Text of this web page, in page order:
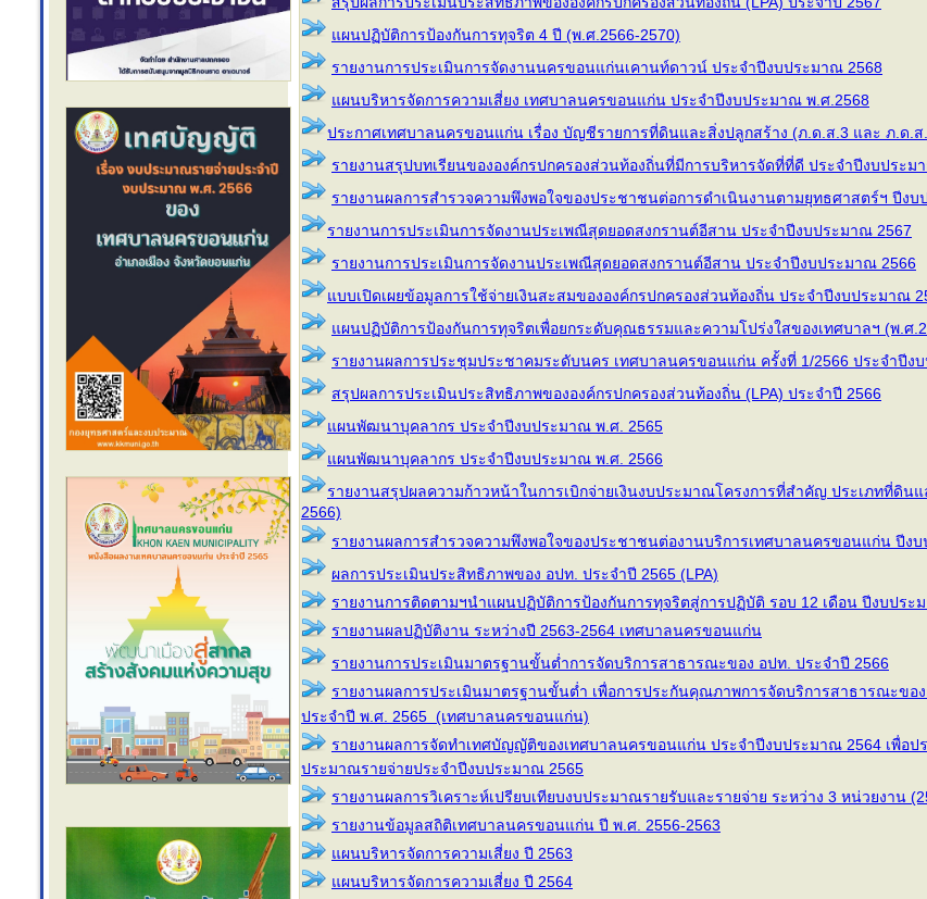
แผนปฏิบัติการป้องกันการทุจริต 4 ปี (พ.ศ.2566-2570)
รายงานการประเมินการจัดงานนครขอนแก่นเคานท์ดาวน์ ประจำปีงบประมาณ 2568
แผนบริหารจัดการความเสี่ยง เทศบาลนครขอนแก่น ประจําปีงบประมาณ พ.ศ.2568
ประกาศเทศบาลนครขอนแก่น เรื่อง บัญชีรายการที่ดินและสิ่งปลูกสร้าง (ภ.ด.ส.3 และ ภ.ด.ส
รายงานสรุปบทเรียนขององค์กรปกครองส่วนท้องถิ่นที่มีการบริหารจัดที่ที่ดี ประจำปีงบประ
รายงานผลการสำรวจความพึงพอใจของประชาชนต่อการดำเนินงานตามยุทธศาสตร์ฯ ปีงบ
รายงานการประเมินการจัดงานประเพณีสุดยอดสงกรานต์อีสาน ประจำปีงบประมาณ 2567
รายงานการประเมินการจัดงานประเพณีสุดยอดสงกรานต์อีสาน ประจำปีงบประมาณ 2566
แบบเปิดเผยข้อมูลการใช้จ่ายเงินสะสมขององค์กรปกครองส่วนท้องถิ่น ประจำปีงบประมาณ
แผนปฏิบัติการป้องกันการทุจริตเพื่อยกระดับคุณธรรมและความโปร่งใสของเทศบาลฯ (พ.ศ
รายงานผลการประชุมประชาคมระดับนคร เทศบาลนครขอนแก่น ครั้งที่ 1/2566 ประจำปีง
สรุปผลการประเมินประสิทธิภาพขององค์กรปกครองส่วนท้องถิ่น (LPA) ประจำปี 2566
แผนพัฒนาบุคลากร ประจำปีงบประมาณ พ.ศ. 2565
แผนพัฒนาบุคลากร ประจำปีงบประมาณ พ.ศ. 2566
รายงานสรุปผลความก้าวหน้าในการเบิกจ่ายเงินงบประมาณโครงการที่สำคัญ ประเภทที่ดินแ
2566)
รายงานผลการสำรวจความพึงพอใจของประชาชนต่องานบริการเทศบาลนครขอนแก่น ปีง
ผลการประเมินประสิทธิภาพของ อปท. ประจำปี 2565 (LPA)
รายงานการติดตามฯนำแผนปฏิบัติการป้องกันการทุจริตสู่การปฏิบัติ รอบ 12 เดือน ปีงบประ
รายงานผลปฏิบัติงาน ระหว่างปี 2563-2564 เทศบาลนครขอนแก่น
รายงานการประเมินมาตรฐานขั้นต่ำการจัดบริการสาธารณะของ อปท. ประจำปี 2566
รายงานผลการประเมินมาตรฐานขั้นต่ำ เพื่อการประกันคุณภาพการจัดบริการสาธารณะขอ
ประจำปี พ.ศ. 2565 (เทศบาลนครขอนแก่น)
รายงานผลการจัดทำเทศบัญญัติของเทศบาลนครขอนแก่น ประจำปีงบประมาณ 2564 เพื่อ
ประมาณรายจ่ายประจำปีงบประมาณ 2565
รายงานผลการวิเคราะห์เปรียบเทียบงบประมาณรายรับและรายจ่าย ระหว่าง 3 หน่วยงาน
รายงานข้อมูลสถิติเทศบาลนครขอนแก่น ปี พ.ศ. 2556-2563
แผนบริหารจัดการความเสี่ยง ปี 2563
แผนบริหารจัดการความเสี่ยง ปี 2564